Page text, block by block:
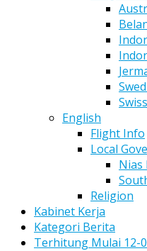
Swiss
English
Flight Info
Local
Nias
Religion
Kabinet Kerja
Kategori Berita
Terhitung Mulai 12-